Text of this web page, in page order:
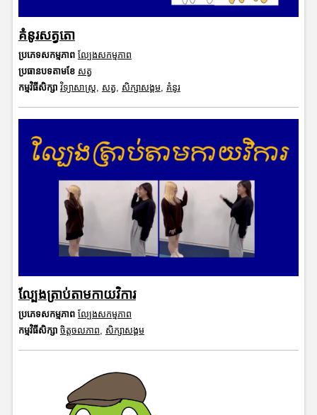
គំនូរសត្វតោ
ប្រភេទសកម្មភាព ល្បែងសកម្មភាព
ប្រធានបទតាមខែ សត្វ
កម្មវិធីសិក្សា វិទ្យាសាស្រ្ត សត្វ សិក្សាសង្គម, គំនូរ
ល្បែងត្រាប់តាមកាយវិការ
ប្រភេទសកម្មភាព ល្បែងសកម្មភាព
កម្មវិធីសិក្សា ចិត្តចលភាព, សិក្សាសង្គម